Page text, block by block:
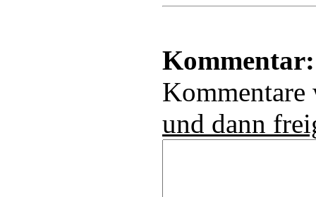
Kommentar:
und dann